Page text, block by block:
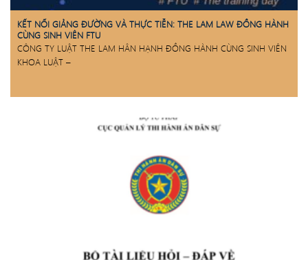
KẾT NỐI GIẢNG ĐƯỜNG VÀ THỰC TIỄN: THE LAM LAW ĐỒNG HÀNH
CÙNG SINH VIÊN FTU
CÔNG TY LUẬT THE LAM HÂN HẠNH ĐỒNG HÀNH CÙNG SINH VIÊN
KHOA LUẬT –